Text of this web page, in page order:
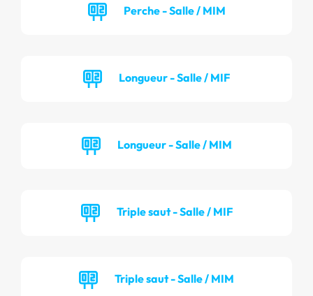
Perche - Salle / MIM
Longueur - Salle / MIF
Longueur - Salle / MIM
Triple saut - Salle / MIF
Triple saut - Salle / MIM